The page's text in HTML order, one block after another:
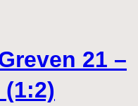
21 –
(1:2)